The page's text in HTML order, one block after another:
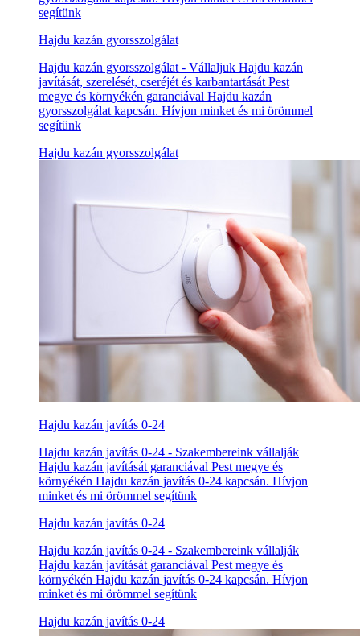
segítünk
Hajdu kazán gyorsszolgálat
Hajdu kazán gyorsszolgálat - Vállaljuk Hajdu kazán
javítását, szerelését, cseréjét és karbantartását Pest
megye és környékén garanciával Hajdu kazán
gyorsszolgálat kapcsán. Hívjon minket és mi örömmel
segítünk
Hajdu kazán gyorsszolgálat
Hajdu kazán javítás 0-24
Hajdu kazán javítás 0-24 - Szakembereink vállalják
Hajdu kazán javítását garanciával Pest megye és
környékén Hajdu kazán javítás 0-24 kapcsán. Hívjon
minket és mi örömmel segítünk
Hajdu kazán javítás 0-24
Hajdu kazán javítás 0-24 - Szakembereink vállalják
Hajdu kazán javítását garanciával Pest megye és
környékén Hajdu kazán javítás 0-24 kapcsán. Hívjon
minket és mi örömmel segítünk
Hajdu kazán javítás 0-24